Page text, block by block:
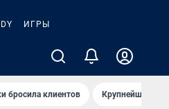
ИГРЫ
бросила клиентов Крупнейшие